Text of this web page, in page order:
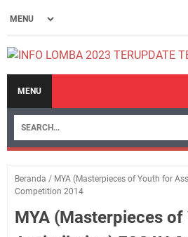
MENU
Beranda / MYA (Masterpieces of Youth for
Competition 2014
MYA (Masterpieces